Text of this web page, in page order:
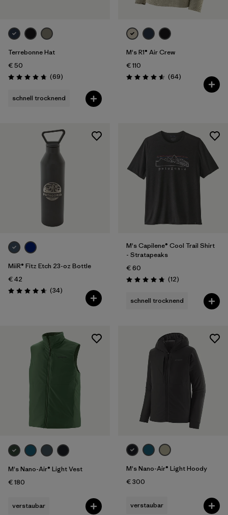
Terrebonne Hat
€ 50
Bewertung: 4.8 / 5
(69Rezensionen
)
schnell trocknend
M's R1® Air Crew
€ 110
Bewertung: 4.6 / 5
(64Rezensionen
)
MiiR® Fitz Etch 23-oz Bottle
€ 42
Bewertung: 4.7 / 5
(34Rezensionen
)
M's Capilene® Cool Trail Shirt
- Stratapeaks
€ 60
Bewertung: 4.8 / 5
(12Rezensionen
)
schnell trocknend
M's Nano-Air® Light Vest
€ 180
verstaubar
M's Nano-Air® Light Hoody
€ 300
verstaubar